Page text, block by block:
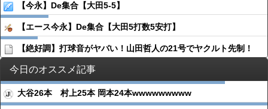
【今永】De集合【大田5-5】
【エース今永】De集合【大田5打数5安打】
【絶好調】打球音がヤバい！山田哲人の21号でヤクルト先制！
今日のオススメ記事
大谷26本 村上25本 岡本24本wwwwwwwww